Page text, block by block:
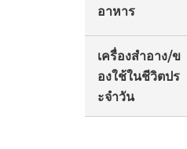
อาหาร
เครื่องสำอาง/ข
องใช้ในชีวิตปร
ะจำวัน